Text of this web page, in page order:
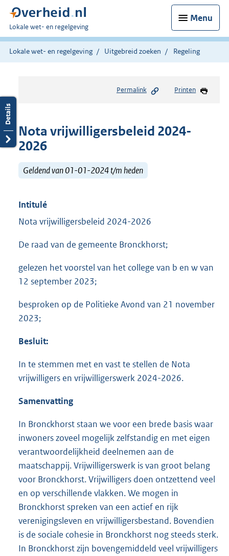
Menu
U
bent
hier:
Lokale wet- en regelgeving
Lokale wet- en regelgeving Uitgebreid zoeken Regeling
Permalink Printen
Nota vrijwilligersbeleid 2024-
2026
Geldend van 01-01-2024 t/m heden
Intitulé
Nota vrijwilligersbeleid 2024-2026
De raad van de gemeente Bronckhorst;
gelezen het voorstel van het college van b en w van
12 september 2023;
besproken op de Politieke Avond van 21 november
2023;
Besluit:
In te stemmen met en vast te stellen de Nota
vrijwilligers en vrijwilligerswerk 2024-2026.
Samenvatting
In Bronckhorst staan we voor een brede basis waar
inwoners zoveel mogelijk zelfstandig en met eigen
verantwoordelijkheid deelnemen aan de
maatschappij. Vrijwilligerswerk is van groot belang
voor Bronckhorst. Vrijwilligers doen ontzettend veel
en op verschillende vlakken. We mogen in
Bronckhorst spreken van een actief en rijk
verenigingsleven en vrijwilligersbestand. Bovendien
is de sociale cohesie in Bronckhorst nog steeds sterk.
In Bronckhorst zijn bovengemiddeld veel vrijwilligers